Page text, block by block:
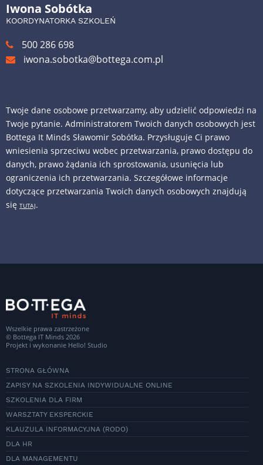
Iwona Sobótka
KOORDYNATORKA SZKOLEŃ
500 286 698
iwona.sobotka@bottega.com.pl
Twoje dane osobowe przetwarzamy, aby udzielić odpowiedzi na
Twoje pytanie. Administratorem Twoich danych osobowych jest
Bottega It Minds Sławomir Sobótka. Przysługuje Ci prawo
wniesienia sprzeciwu wobec przetwarzania, prawo dostępu do
danych, prawo żądania ich sprostowania, usunięcia lub
ograniczenia ich przetwarzania. Szczegółowe informacje
dotyczące przetwarzania Twoich danych osobowych znajdują
się TUTAJ.
Wszelkie prawa zastrzeżone
© Bottega IT Minds 2026
Projekt i wykonanie Hello! Studio
STRONA GŁÓWNA
ZAPISY NA SZKOLENIA INDYWIDUALNE ONLINE
SZKOLENIA DLA FIRM
WARSZTATY EKSPERCKIE
KLAUZULA INFORMACYJNA (RODO)
DLA HR
DLA MANAGEMENTU